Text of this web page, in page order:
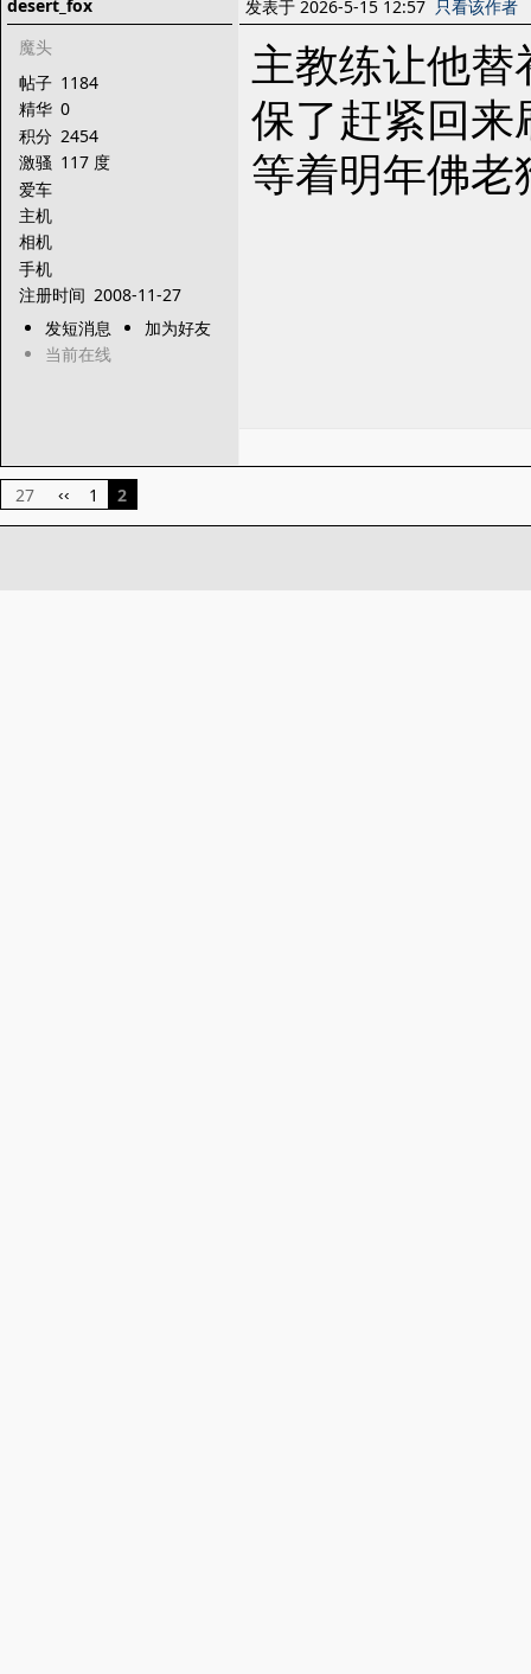
desert_fox
魔头
帖子 1184
精华 0
积分 2454
激骚 117 度
爱车
主机
相机
手机
注册时间 2008-11-27
发短消息
加为好友
当前在线
发表于 2026-5-15 12:57 只看该作者
主教练让他
保了赶紧回
等着明年佛
27 ‹‹ 1 2